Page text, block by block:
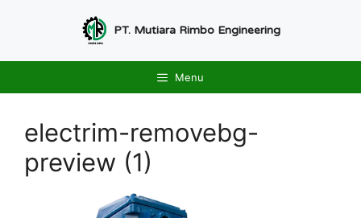
PT. Mutiara Rimbo Engineering
Menu
electrim-removebg-
preview (1)